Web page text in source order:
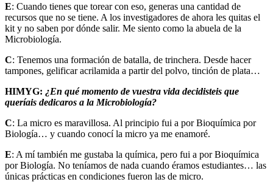
E: Cuando tienes que torear con eso, generas una cantidad de
recursos que no se tiene. A los investigadores de ahora les quitas el
kit y no saben por dónde salir. Me siento como la abuela de la
Microbiología.
C: Tenemos una formación de batalla, de trinchera. Desde hacer
tampones, gelificar acrilamida a partir del polvo, tinción de plata…
HIMYG: ¿En qué momento de vuestra vida decidisteis que
queríais dedicaros a la Microbiología?
C: La micro es maravillosa. Al principio fui a por Bioquímica por
Biología… y cuando conocí la micro ya me enamoré.
E: A mí también me gustaba la química, pero fui a por Bioquímica
por Biología. No teníamos de nada cuando éramos estudiantes… las
únicas prácticas en condiciones fueron las de micro.